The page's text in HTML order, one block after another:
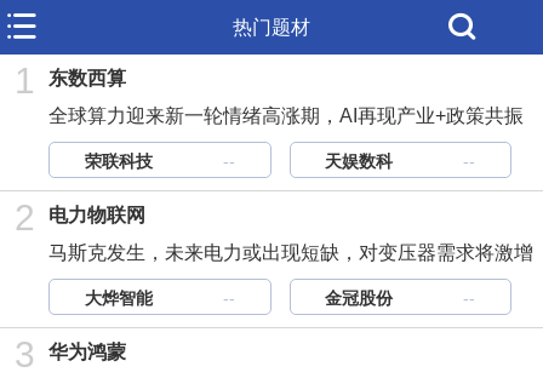
热门题材
1
东数西算
全球算力迎来新一轮情绪高涨期，AI再现产业+政策共振
荣联科技 -- 天娱数科 --
2
电力物联网
马斯克发生，未来电力或出现短缺，对变压器需求将激增
大烨智能 -- 金冠股份 --
3
华为鸿蒙